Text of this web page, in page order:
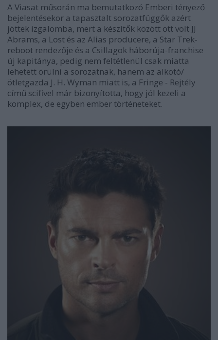
A Viasat műsorán ma bemutatkozó Emberi tényező
bejelentésekor a tapasztalt sorozatfüggők azért
jöttek izgalomba, mert a készítők között ott volt JJ
Abrams, a Lost és az Alias producere, a Star Trek-
reboot rendezője és a Csillagok háborúja-franchise
új kapitánya, pedig nem feltétlenül csak miatta
lehetett örülni a sorozatnak, hanem az alkotó/
ötletgazda J. H. Wyman miatt is, a Fringe - Rejtély
című scifivel már bizonyította, hogy jól kezeli a
komplex, de egyben ember történeteket.